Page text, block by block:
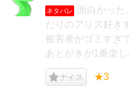
ネタバレ
面白かった
だりのアリス好き
被害者がゴミすぎ
あとがきが1番楽し
ナイス ★3